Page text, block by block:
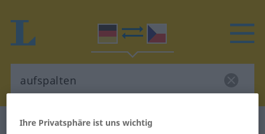
Deutsch-Tschechisch Wörterbuch
Ihre Privatsphäre ist uns wichtig